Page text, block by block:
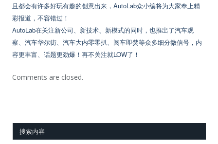
且都会有许多好玩有趣的创意出来，AutoLab众小编将为大家奉上精
彩报道，不容错过！
AutoLab在关注新公司、新技术、新模式的同时，也推出了汽车观
察、汽车华尔街、汽车大内零零扒、阅车即焚等众多细分微信号，内
容更丰富、话题更劲爆！再不关注就LOW了！
Comments are closed.
搜索内容